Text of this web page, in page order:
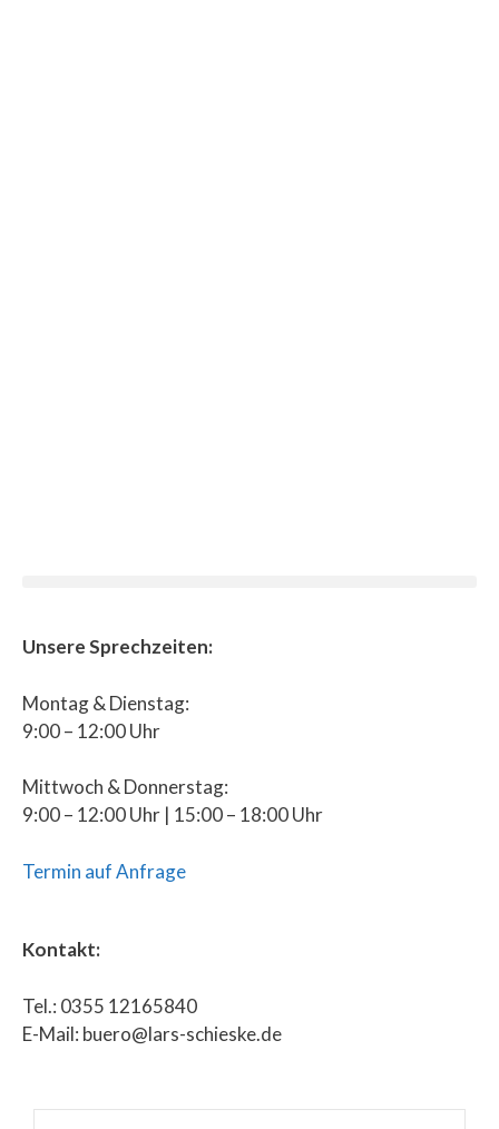
Unsere Sprechzeiten:
Montag & Dienstag:
9:00 – 12:00 Uhr
Mittwoch & Donnerstag:
9:00 – 12:00 Uhr | 15:00 – 18:00 Uhr
Termin auf Anfrage
Kontakt:
Tel.: 0355 12165840
E-Mail: buero@lars-schieske.de